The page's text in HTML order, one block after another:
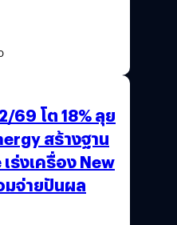
69 โต 18% ลุย
สร้างฐาน
ร่งเครื่อง New
จ่ายปันผล